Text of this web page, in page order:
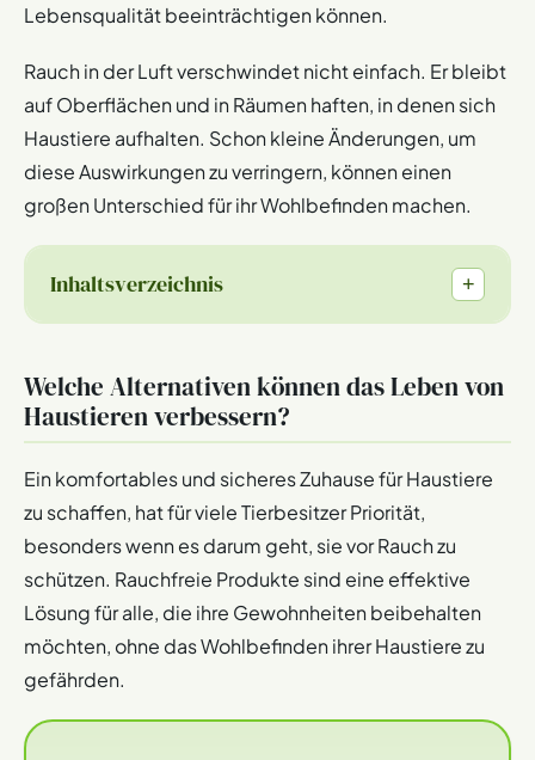
Lebensqualität beeinträchtigen können.
Rauch in der Luft verschwindet nicht einfach. Er bleibt
auf Oberflächen und in Räumen haften, in denen sich
Haustiere aufhalten. Schon kleine Änderungen, um
diese Auswirkungen zu verringern, können einen
großen Unterschied für ihr Wohlbefinden machen.
Inhaltsverzeichnis +
Welche Alternativen können das Leben von
Haustieren verbessern?
Ein komfortables und sicheres Zuhause für Haustiere
zu schaffen, hat für viele Tierbesitzer Priorität,
besonders wenn es darum geht, sie vor Rauch zu
schützen. Rauchfreie Produkte sind eine effektive
Lösung für alle, die ihre Gewohnheiten beibehalten
möchten, ohne das Wohlbefinden ihrer Haustiere zu
gefährden.